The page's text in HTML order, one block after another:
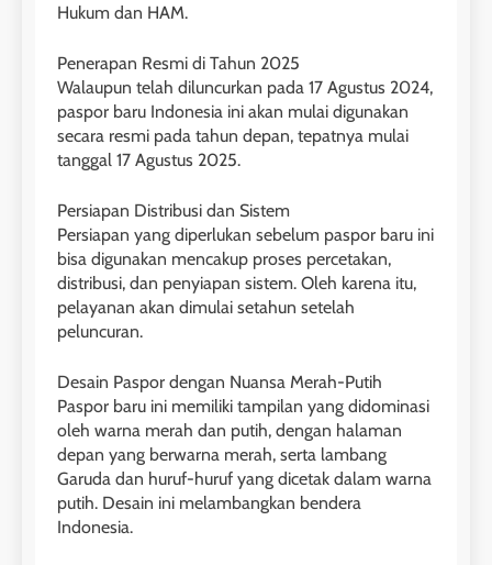
Nilai Peserta Kursus IELTS
Online
LEIDEN INSTITUTE
27
Hukum dan HAM.
Penerapan Resmi di Tahun 2025
Walaupun telah diluncurkan pada 17 Agustus 2024,
paspor baru Indonesia ini akan mulai digunakan
secara resmi pada tahun depan, tepatnya mulai
tanggal 17 Agustus 2025.
Persiapan Distribusi dan Sistem
Persiapan yang diperlukan sebelum paspor baru ini
bisa digunakan mencakup proses percetakan,
distribusi, dan penyiapan sistem. Oleh karena itu,
pelayanan akan dimulai setahun setelah
peluncuran.
Desain Paspor dengan Nuansa Merah-Putih
Paspor baru ini memiliki tampilan yang didominasi
oleh warna merah dan putih, dengan halaman
depan yang berwarna merah, serta lambang
Garuda dan huruf-huruf yang dicetak dalam warna
putih. Desain ini melambangkan bendera
Indonesia.